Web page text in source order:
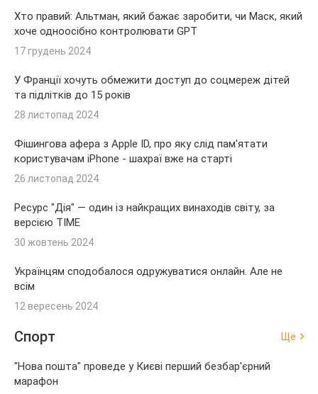
Хто правий: Альтман, який бажає заробити, чи Маск, який
хоче одноосібно контролювати GPT
17 грудень 2024
У Франції хочуть обмежити доступ до соцмереж дітей
та підлітків до 15 років
28 листопад 2024
Фішингова афера з Apple ID, про яку слід пам'ятати
користувачам iPhone - шахраї вже на старті
26 листопад 2024
Ресурс "Дія" — один із найкращих винаходів світу, за
версією TIME
30 жовтень 2024
Українцям сподобалося одружуватися онлайн. Але не
всім
12 вересень 2024
Спорт Ще
"Нова пошта" проведе у Києві перший безбар'єрний
марафон